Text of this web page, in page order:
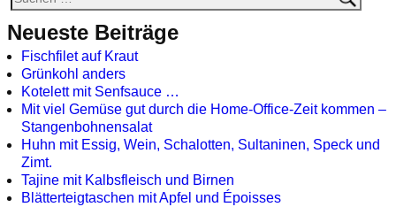
Neueste Beiträge
Fischfilet auf Kraut
Grünkohl anders
Kotelett mit Senfsauce …
Mit viel Gemüse gut durch die Home-Office-Zeit kommen –
Stangenbohnensalat
Huhn mit Essig, Wein, Schalotten, Sultaninen, Speck und
Zimt.
Tajine mit Kalbsfleisch und Birnen
Blätterteigtaschen mit Apfel und Époisses